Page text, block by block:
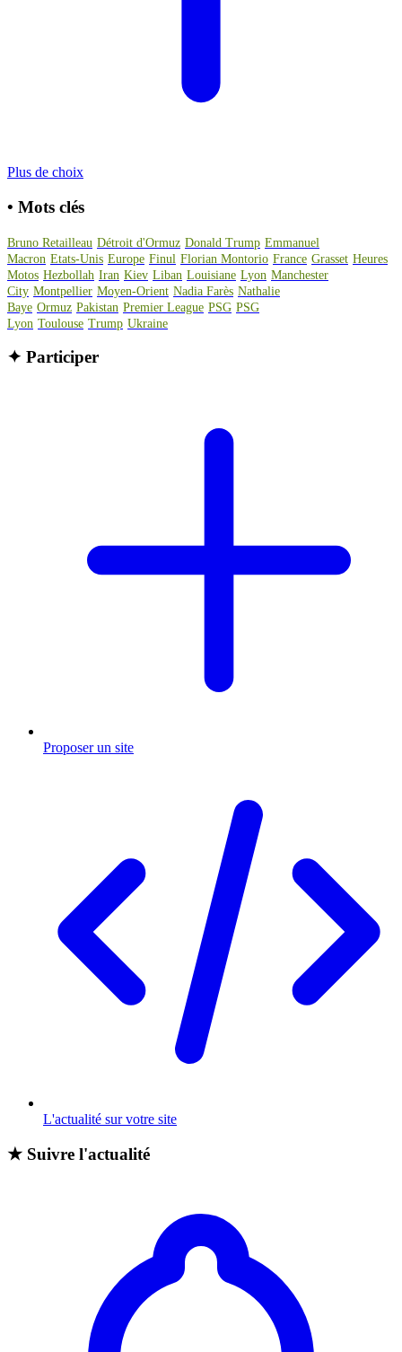
Plus de choix
• Mots clés
Bruno Retailleau Détroit d'Ormuz Donald Trump Emmanuel
Macron Etats-Unis Europe Finul Florian Montorio France Grasset Heures
Motos Hezbollah Iran Kiev Liban Louisiane Lyon Manchester
City Montpellier Moyen-Orient Nadia Farès Nathalie
Baye Ormuz Pakistan Premier League PSG PSG
Lyon Toulouse Trump Ukraine
✦ Participer
Proposer un site
L'actualité sur votre site
★ Suivre l'actualité